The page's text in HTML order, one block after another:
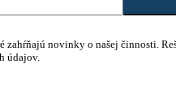
novinky o našej činnosti.
údajov.